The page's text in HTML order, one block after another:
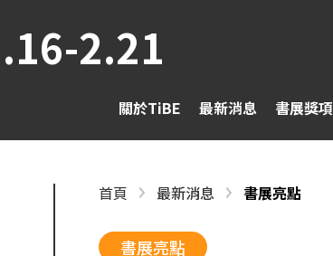
2.21
關於TiBE 最新消息 書展獎項
首頁 最新消息 書展亮點
書展亮點